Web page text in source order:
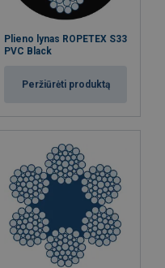
Plieno lynas ROPETEX S33
PVC Black
Peržiūrėti produktą